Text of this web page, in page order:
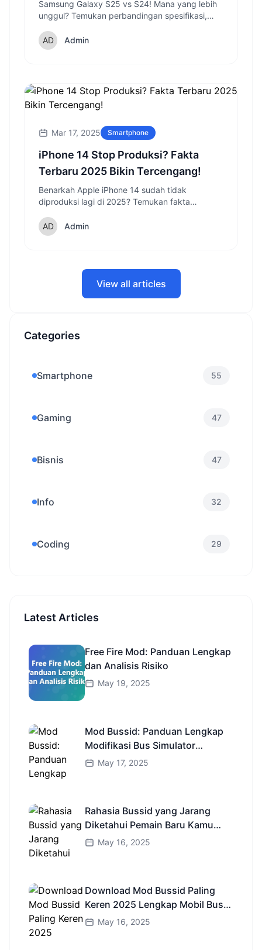
Samsung Galaxy S25 vs S24! Mana yang lebih
unggul? Temukan perbandingan spesifikasi,
series di 2025.
Admin
Mar 17, 2025 Smartphone
iPhone 14 Stop Produksi? Fakta
Terbaru 2025 Bikin Tercengang!
Benarkah Apple iPhone 14 sudah tidak
diproduksi lagi di 2025? Temukan fakta
ketersediaannya saat ini.
Admin
View all articles
Categories
Smartphone 55
Gaming 47
Bisnis 47
Info 32
Coding 29
Latest Articles
Free Fire Mod: Panduan Lengkap
dan Analisis Risiko
May 19, 2025
Mod Bussid: Panduan Lengkap
Modifikasi Bus Simulator
Indonesia
May 17, 2025
Rahasia Bussid yang Jarang
Diketahui Pemain Baru Kamu
Wajib Coba!
May 16, 2025
Download Mod Bussid Paling
Keren 2025 Lengkap Mobil Bus
dan Truk HD
May 16, 2025